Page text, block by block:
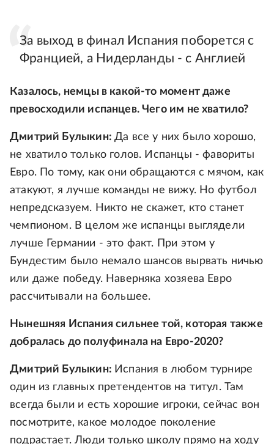
За выход в финал Испания поборется с
Францией, а Нидерланды - с Англией
Казалось, немцы в какой-то момент даже
превосходили испанцев. Чего им не хватило?
Дмитрий Булыкин:Да все у них было хорошо,
не хватило только голов. Испанцы - фавориты
Евро. По тому, как они обращаются с мячом, как
атакуют, я лучше команды не вижу. Но футбол
непредсказуем. Никто не скажет, кто станет
чемпионом. В целом же испанцы выглядели
лучше Германии - это факт. При этом у
Бундестим было немало шансов вырвать ничью
или даже победу. Наверняка хозяева Евро
рассчитывали на большее.
Нынешняя Испания сильнее той, которая также
добралась до полуфинала на Евро-2020?
Дмитрий Булыкин: Испания в любом турнире
один из главных претендентов на титул. Там
всегда были и есть хорошие игроки, сейчас вон
посмотрите, какое молодое поколение
подрастает. Люди только школу прямо на ходу